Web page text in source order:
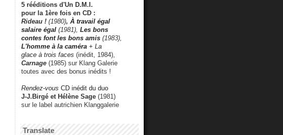
5 rééditions d'Un D.M.I.
pour la 1ère fois en CD :
Rideau ! (1980), À travail égal
salaire égal (1981), Les bons
contes font les bons amis (1983),
L'homme à la caméra + La
glace à trois faces (inédit, 1984),
Carnage (1985) sur Klang Galerie
toutes avec des bonus inédits !
Rendez-vous CD inédit du duo
J-J.Birgé et Hélène Sage (1981)
sur le label autrichien Klanggalerie
Translate